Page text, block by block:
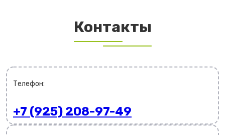
Контакты
Телефон:
+7 (925) 208-97-49